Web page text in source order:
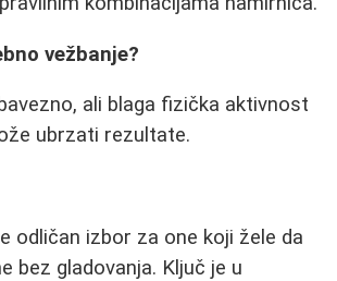
vežbanje?
ali blaga fizička aktivnost
ubrzati rezultate.
odličan izbor za one koji žele da
bez gladovanja. Ključ je u